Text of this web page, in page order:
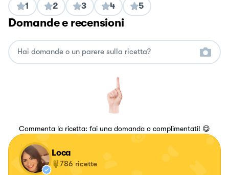
1 2 3 4 5
Domande e recensioni
Commenta la ricetta: fai una domanda o complimentati! 😋
Loca
786 ricette